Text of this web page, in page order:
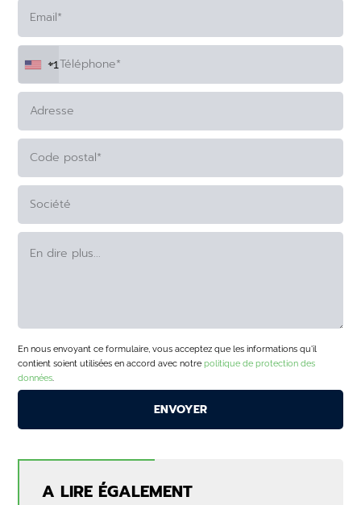
+1
En nous envoyant ce formulaire, vous acceptez que les informations qu'il
contient soient utilisées en accord avec notrepolitique de protection des
données.
ALTERNATIVE:
A LIRE ÉGALEMENT